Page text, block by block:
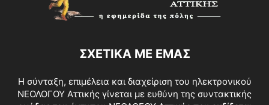
ΣΧΕΤΙΚΑ ΜΕ ΕΜΑΣ
Η σύνταξη, επιμέλεια και διαχείριση του ηλεκτρονικού
ΝΕΟΛΟΓΟΥ Αττικής γίνεται με ευθύνη της συντακτικής